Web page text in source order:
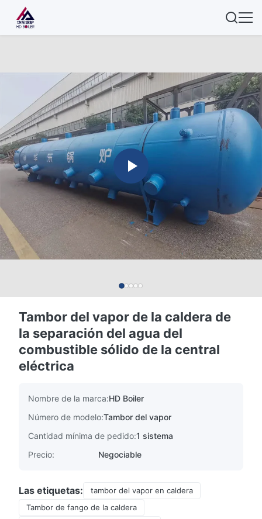
Tambor del vapor de la caldera de
la separación del agua del
combustible sólido de la central
eléctrica
Nombre de la marca:HD Boiler
Número de modelo:Tambor del vapor
Cantidad mínima de pedido:1 sistema
Precio:
Negociable
Las etiquetas:
tambor del vapor en caldera
Tambor de fango de la caldera